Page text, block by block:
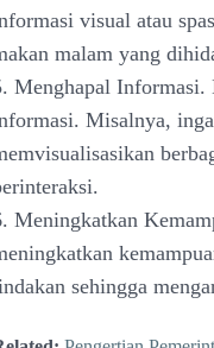
visual atau
malam yang
Menghapal Informasi.
Misalnya,
Meningkatkan
sehingga